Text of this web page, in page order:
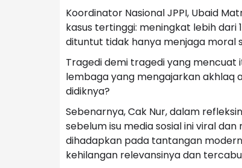
Koordinator Nasional JPPI, Ubaid
kasus tertinggi: meningkat lebih dari
dituntut tidak hanya menjaga moral
Tragedi demi tragedi yang
lembaga yang mengajarkan akhlaq
didiknya?
Sebenarnya, Cak Nur, dalam
sebelum isu media sosial ini viral
dihadapkan pada tantangan
kehilangan relevansinya dan